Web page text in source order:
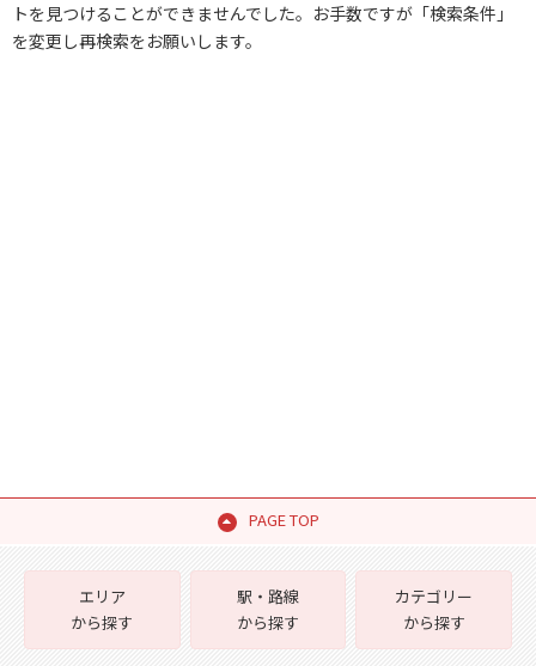
トを見つけることができませんでした。お手数ですが「検索条件」
を変更し再検索をお願いします。
PAGE TOP
エリア
から探す
駅・路線
から探す
カテゴリー
から探す